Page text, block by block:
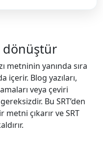
dönüştür
metninin yanında sıra
içerir. Blog yazıları,
veya çeviri
Bu SRT’den
çıkarır ve SRT